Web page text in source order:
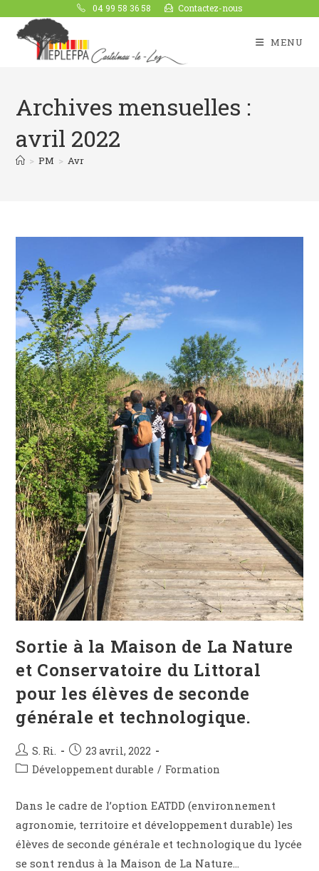
04 99 58 36 58 Contactez-nous
MENU
Archives mensuelles :
avril 2022
> PM > Avr
Sortie à la Maison de La Nature
et Conservatoire du Littoral
pour les élèves de seconde
générale et technologique.
S. Ri.
23 avril, 2022
Développement durable / Formation
Dans le cadre de l’option EATDD (environnement
agronomie, territoire et développement durable) les
élèves de seconde générale et technologique du lycée
se sont rendus à la Maison de La Nature…